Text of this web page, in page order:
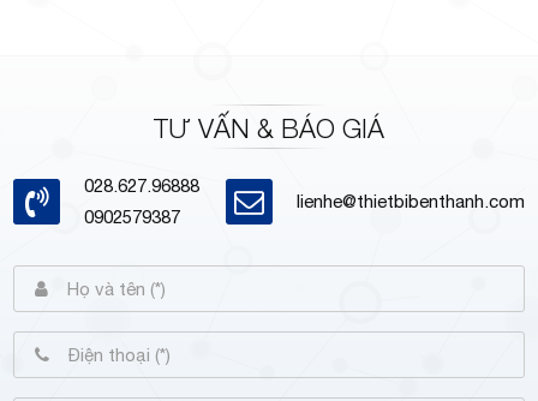
TƯ VẤN & BÁO GIÁ
028.627.96888
0902579387
lienhe@thietbibenthanh.com